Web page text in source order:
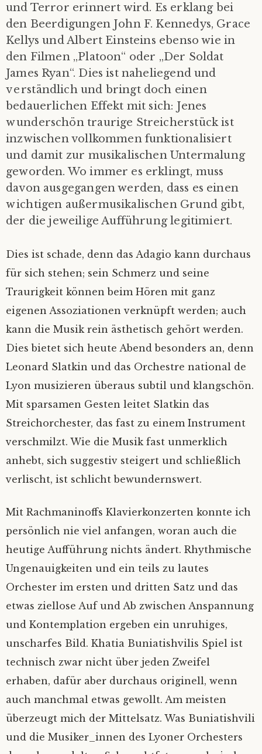
und Terror erinnert wird. Es erklang bei
den Beerdigungen John F. Kennedys, Grace
Kellys und Albert Einsteins ebenso wie in
den Filmen „Platoon“ oder „Der Soldat
James Ryan“. Dies ist naheliegend und
verständlich und bringt doch einen
bedauerlichen Effekt mit sich: Jenes
wunderschön traurige Streicherstück ist
inzwischen vollkommen funktionalisiert
und damit zur musikalischen Untermalung
geworden. Wo immer es erklingt, muss
davon ausgegangen werden, dass es einen
wichtigen außermusikalischen Grund gibt,
der die jeweilige Aufführung legitimiert.
Dies ist schade, denn das Adagio kann durchaus
für sich stehen; sein Schmerz und seine
Traurigkeit können beim Hören mit ganz
eigenen Assoziationen verknüpft werden; auch
kann die Musik rein ästhetisch gehört werden.
Dies bietet sich heute Abend besonders an, denn
Leonard Slatkin und das Orchestre national de
Lyon musizieren überaus subtil und klangschön.
Mit sparsamen Gesten leitet Slatkin das
Streichorchester, das fast zu einem Instrument
verschmilzt. Wie die Musik fast unmerklich
anhebt, sich suggestiv steigert und schließlich
verlischt, ist schlicht bewundernswert.
Mit Rachmaninoffs Klavierkonzerten konnte ich
persönlich nie viel anfangen, woran auch die
heutige Aufführung nichts ändert. Rhythmische
Ungenauigkeiten und ein teils zu lautes
Orchester im ersten und dritten Satz und das
etwas ziellose Auf und Ab zwischen Anspannung
und Kontemplation ergeben ein unruhiges,
unscharfes Bild. Khatia Buniatishvilis Spiel ist
technisch zwar nicht über jeden Zweifel
erhaben, dafür aber durchaus originell, wenn
auch manchmal etwas gewollt. Am meisten
überzeugt mich der Mittelsatz. Was Buniatishvili
und die Musiker_innen des Lyoner Orchesters